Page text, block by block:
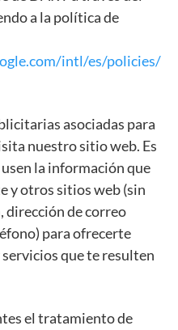
a la política de
intl/es/policies/
asociadas para
nuestro sitio web. Es
la información que
y otros sitios web (sin
dirección de correo
para ofrecerte
que te resulten
el tratamiento de